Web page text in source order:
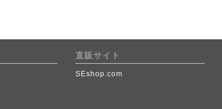
直販サイト
SEshop.com